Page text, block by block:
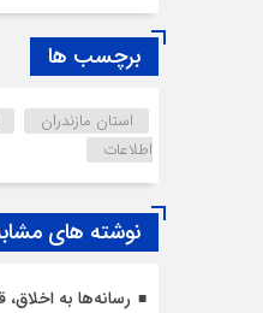
برچسب ها
استان مازندران
اطلاعات
نوشته های
رسانه‌ها به اخلاق،